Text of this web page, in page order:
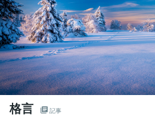
格言 記事